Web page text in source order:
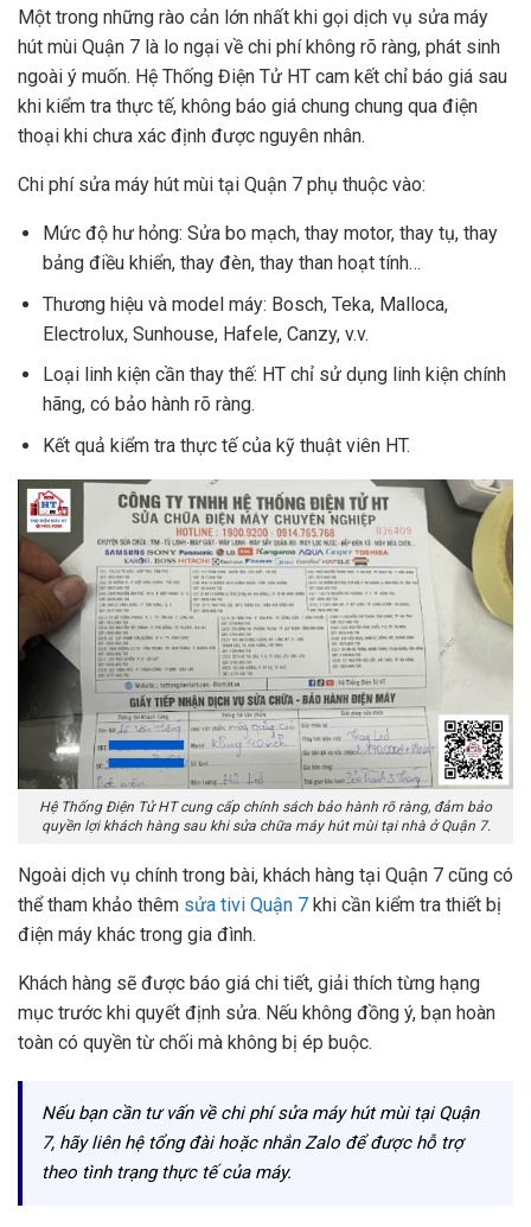
Một trong những rào cản lớn nhất khi gọi dịch vụ sửa máy
hút mùi Quận 7 là lo ngại về chi phí không rõ ràng, phát sinh
ngoài ý muốn. Hệ Thống Điện Tử HT cam kết chỉ báo giá sau
khi kiểm tra thực tế, không báo giá chung chung qua điện
thoại khi chưa xác định được nguyên nhân.
Chi phí sửa máy hút mùi tại Quận 7 phụ thuộc vào:
Mức độ hư hỏng: Sửa bo mạch, thay motor, thay tụ, thay
bảng điều khiển, thay đèn, thay than hoạt tính…
Thương hiệu và model máy: Bosch, Teka, Malloca,
Electrolux, Sunhouse, Hafele, Canzy, v.v.
Loại linh kiện cần thay thế: HT chỉ sử dụng linh kiện chính
hãng, có bảo hành rõ ràng.
Kết quả kiểm tra thực tế của kỹ thuật viên HT.
Hệ Thống Điện Tử HT cung cấp chính sách bảo hành rõ ràng, đảm bảo
quyền lợi khách hàng sau khi sửa chữa máy hút mùi tại nhà ở Quận 7.
Ngoài dịch vụ chính trong bài, khách hàng tại Quận 7 cũng có
thể tham khảo thêm sửa tivi Quận 7 khi cần kiểm tra thiết bị
điện máy khác trong gia đình.
Khách hàng sẽ được báo giá chi tiết, giải thích từng hạng
mục trước khi quyết định sửa. Nếu không đồng ý, bạn hoàn
toàn có quyền từ chối mà không bị ép buộc.
Nếu bạn cần tư vấn về chi phí sửa máy hút mùi tại Quận
7, hãy liên hệ tổng đài hoặc nhắn Zalo để được hỗ trợ
theo tình trạng thực tế của máy.